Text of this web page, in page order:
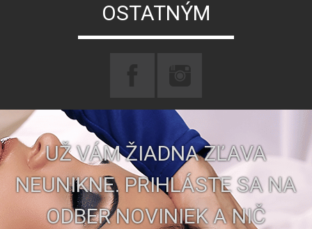
OSTATNÝM
UŽ VÁM ŽIADNA ZĽAVA
NEUNIKNE. PRIHLÁSTE SA NA
ODBER NOVINIEK A NIČ